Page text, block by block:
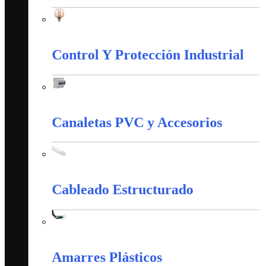
Control Y Protección Industrial
Canaletas PVC y Accesorios
Cableado Estructurado
Amarres Plásticos